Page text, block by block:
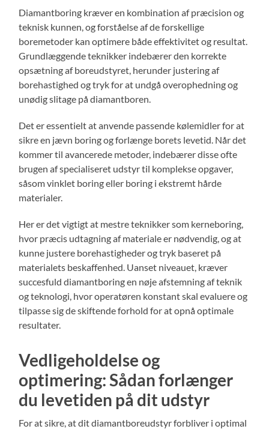
Diamantboring kræver en kombination af præcision og
teknisk kunnen, og forståelse af de forskellige
boremetoder kan optimere både effektivitet og resultat.
Grundlæggende teknikker indebærer den korrekte
opsætning af boreudstyret, herunder justering af
borehastighed og tryk for at undgå overophedning og
unødig slitage på diamantboren.
Det er essentielt at anvende passende kølemidler for at
sikre en jævn boring og forlænge borets levetid. Når det
kommer til avancerede metoder, indebærer disse ofte
brugen af specialiseret udstyr til komplekse opgaver,
såsom vinklet boring eller boring i ekstremt hårde
materialer.
Her er det vigtigt at mestre teknikker som kerneboring,
hvor præcis udtagning af materiale er nødvendig, og at
kunne justere borehastigheder og tryk baseret på
materialets beskaffenhed. Uanset niveauet, kræver
succesfuld diamantboring en nøje afstemning af teknik
og teknologi, hvor operatøren konstant skal evaluere og
tilpasse sig de skiftende forhold for at opnå optimale
resultater.
Vedligeholdelse og
optimering: Sådan forlænger
du levetiden på dit udstyr
For at sikre, at dit diamantboreudstyr forbliver i optimal